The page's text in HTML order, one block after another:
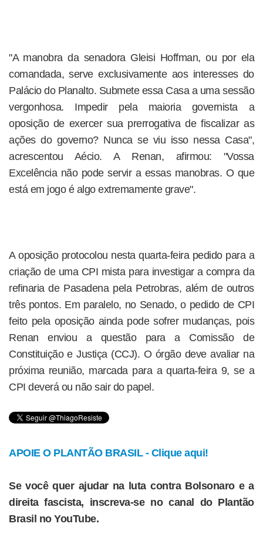
"A manobra da senadora Gleisi Hoffman, ou por ela
comandada, serve exclusivamente aos interesses do
Palácio do Planalto. Submete essa Casa a uma sessão
vergonhosa. Impedir pela maioria governista a
oposição de exercer sua prerrogativa de fiscalizar as
ações do governo? Nunca se viu isso nessa Casa",
acrescentou Aécio. A Renan, afirmou: "Vossa
Excelência não pode servir a essas manobras. O que
está em jogo é algo extremamente grave".
A oposição protocolou nesta quarta-feira pedido para a
criação de uma CPI mista para investigar a compra da
refinaria de Pasadena pela Petrobras, além de outros
três pontos. Em paralelo, no Senado, o pedido de CPI
feito pela oposição ainda pode sofrer mudanças, pois
Renan enviou a questão para a Comissão de
Constituição e Justiça (CCJ). O órgão deve avaliar na
próxima reunião, marcada para a quarta-feira 9, se a
CPI deverá ou não sair do papel.
APOIE O PLANTÃO BRASIL - Clique aqui!
Se você quer ajudar na luta contra Bolsonaro e a
direita fascista, inscreva-se no canal do Plantão
Brasil no YouTube.